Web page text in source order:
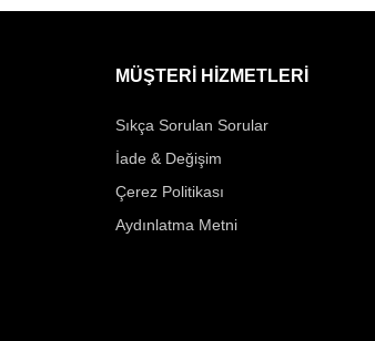
MÜŞTERİ HİZMETLERİ
Sıkça Sorulan Sorular
İade & Değişim
Çerez Politikası
Aydınlatma Metni